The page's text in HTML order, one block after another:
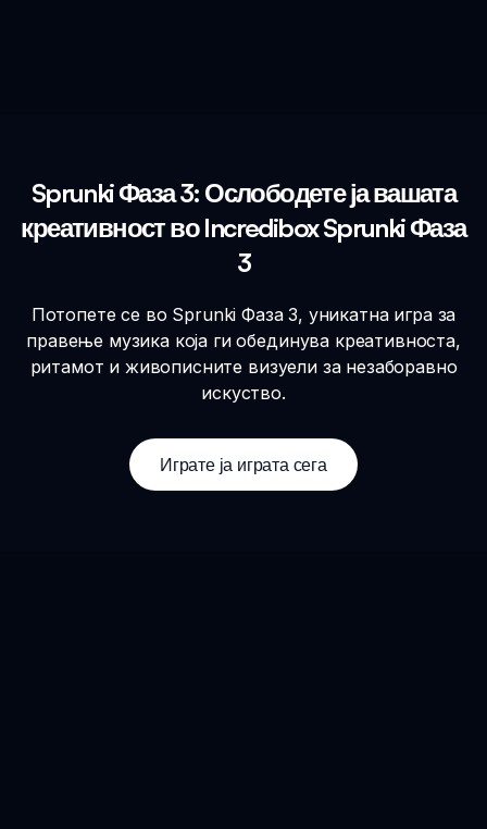
Sprunki Фаза 3: Ослободете ја вашата
креативност во Incredibox Sprunki Фаза
3
Потопете се во Sprunki Фаза 3, уникатна игра за
правење музика која ги обединува креативноста,
ритамот и живописните визуели за незаборавно
искуство.
Играте ја играта сега